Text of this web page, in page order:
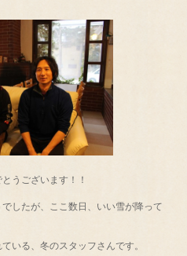
うございます！！
したが、ここ数日、いい雪が降って
いる、冬のスタッフさんです。